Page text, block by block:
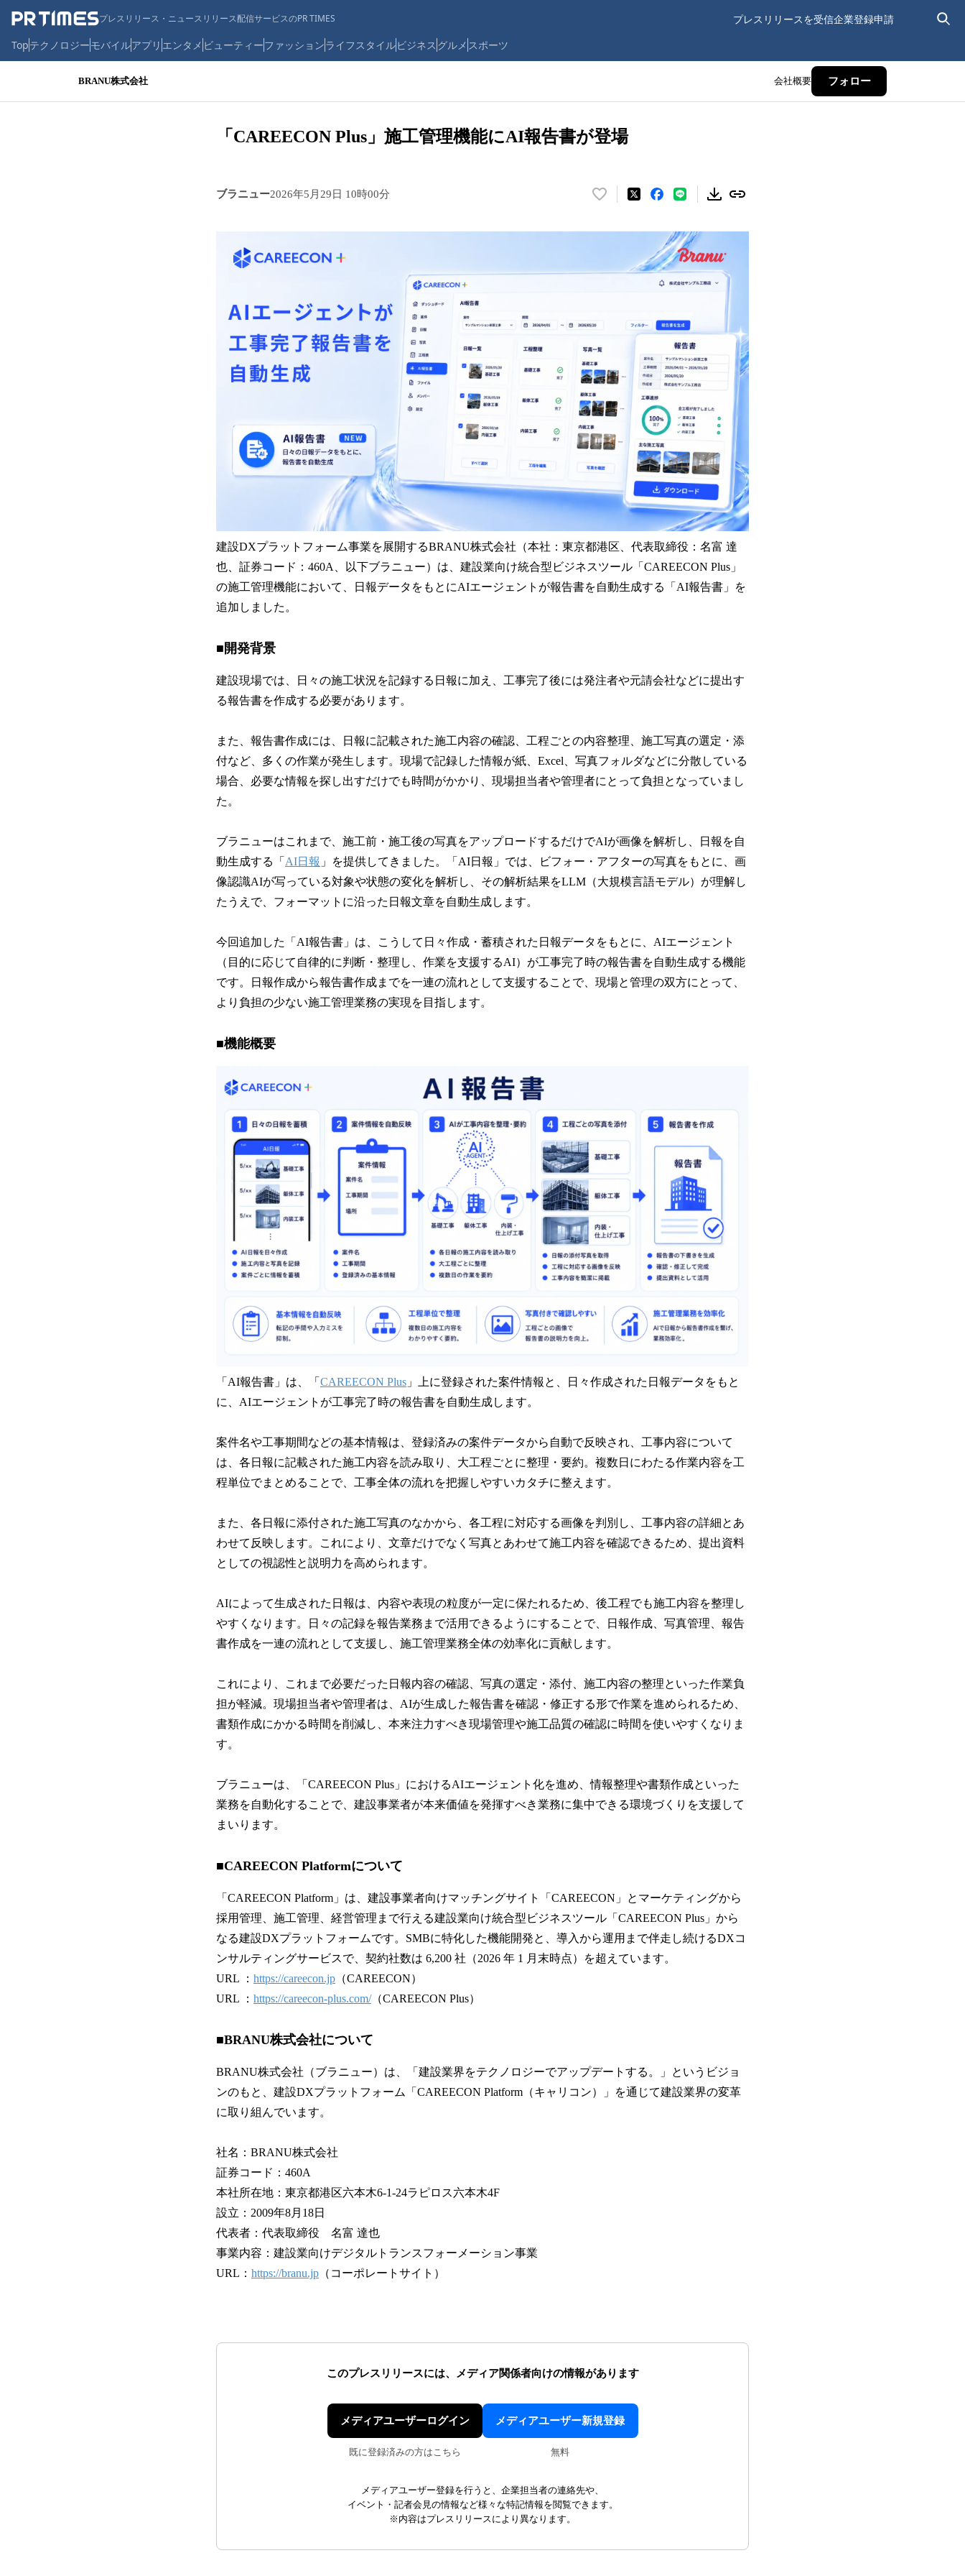
プレスリリース・ニュースリリース配信サービスのPR TIMES プレスリリースを受信企業登録申請
Topテクノロジーモバイルアプリ エンタメ ビューティーファッションライフスタイルビジネス グルメ スポーツ
BRANU株式会社 会社概要 フォロー
「CAREECON Plus」施工管理機能にAI報告書が登場
ブラニュー2026年5月29日 10時00分
い
ね
を
中
で
す
建設DXプラットフォーム事業を展開するBRANU株式会社（本社：東京都港区、代表取締役：名富 達
也、証券コード：460A、以下ブラニュー）は、建設業向け統合型ビジネスツール「CAREECON Plus」
の施工管理機能において、日報データをもとにAIエージェントが報告書を自動生成する「AI報告書」を
追加しました。
■開発背景
建設現場では、日々の施工状況を記録する日報に加え、工事完了後には発注者や元請会社などに提出す
る報告書を作成する必要があります。
また、報告書作成には、日報に記載された施工内容の確認、工程ごとの内容整理、施工写真の選定・添
付など、多くの作業が発生します。現場で記録した情報が紙、Excel、写真フォルダなどに分散している
場合、必要な情報を探し出すだけでも時間がかかり、現場担当者や管理者にとって負担となっていまし
た。
ブラニューはこれまで、施工前・施工後の写真をアップロードするだけでAIが画像を解析し、日報を自
動生成する「 AI日報 」を提供してきました。「AI日報」では、ビフォー・アフターの写真をもとに、画
像認識AIが写っている対象や状態の変化を解析し、その解析結果をLLM（大規模言語モデル）が理解し
たうえで、フォーマットに沿った日報文章を自動生成します。
今回追加した「AI報告書」は、こうして日々作成・蓄積された日報データをもとに、AIエージェント
（目的に応じて自律的に判断・整理し、作業を支援するAI）が工事完了時の報告書を自動生成する機能
です。日報作成から報告書作成までを一連の流れとして支援することで、現場と管理の双方にとって、
より負担の少ない施工管理業務の実現を目指します。
■機能概要
「AI報告書」は、「 CAREECON Plus 」上に登録された案件情報と、日々作成された日報データをもと
に、AIエージェントが工事完了時の報告書を自動生成します。
案件名や工事期間などの基本情報は、登録済みの案件データから自動で反映され、工事内容について
は、各日報に記載された施工内容を読み取り、大工程ごとに整理・要約。複数日にわたる作業内容を工
程単位でまとめることで、工事全体の流れを把握しやすいカタチに整えます。
また、各日報に添付された施工写真のなかから、各工程に対応する画像を判別し、工事内容の詳細とあ
わせて反映します。これにより、文章だけでなく写真とあわせて施工内容を確認できるため、提出資料
としての視認性と説明力を高められます。
AIによって生成された日報は、内容や表現の粒度が一定に保たれるため、後工程でも施工内容を整理し
やすくなります。日々の記録を報告業務まで活用できるようにすることで、日報作成、写真管理、報告
書作成を一連の流れとして支援し、施工管理業務全体の効率化に貢献します。
これにより、これまで必要だった日報内容の確認、写真の選定・添付、施工内容の整理といった作業負
担が軽減。現場担当者や管理者は、AIが生成した報告書を確認・修正する形で作業を進められるため、
書類作成にかかる時間を削減し、本来注力すべき現場管理や施工品質の確認に時間を使いやすくなりま
す。
ブラニューは、「CAREECON Plus」におけるAIエージェント化を進め、情報整理や書類作成といった
業務を自動化することで、建設事業者が本来価値を発揮すべき業務に集中できる環境づくりを支援して
まいります。
■CAREECON Platformについて
「CAREECON Platform」は、建設事業者向けマッチングサイト「CAREECON」とマーケティングから
採用管理、施工管理、経営管理まで行える建設業向け統合型ビジネスツール「CAREECON Plus」から
なる建設DXプラットフォームです。SMBに特化した機能開発と、導入から運用まで伴走し続けるDXコ
ンサルティングサービスで、契約社数は 6,200 社（2026 年 1 月末時点）を超えています。
URL ： https://careecon.jp （CAREECON）
URL ： https://careecon-plus.com/（CAREECON Plus）
■BRANU株式会社について
BRANU株式会社（ブラニュー）は、「建設業界をテクノロジーでアップデートする。」というビジョ
ンのもと、建設DXプラットフォーム「CAREECON Platform（キャリコン）」を通じて建設業界の変革
に取り組んでいます。
社名：BRANU株式会社
証券コード：460A
本社所在地：東京都港区六本木6-1-24ラピロス六本木4F
設立：2009年8月18日
代表者：代表取締役 名富 達也
事業内容：建設業向けデジタルトランスフォーメーション事業
URL： https://branu.jp （コーポレートサイト）
このプレスリリースには、 メディア関係者向けの情報があります
メディアユーザーログイン
既に登録済みの方はこちら
メディアユーザー新規登録
無料
メディアユーザー登録を行うと、企業担当者の連絡先や、
イベント・記者会見の情報など様々な特記情報を閲覧できます。
※内容はプレスリリースにより異なります。